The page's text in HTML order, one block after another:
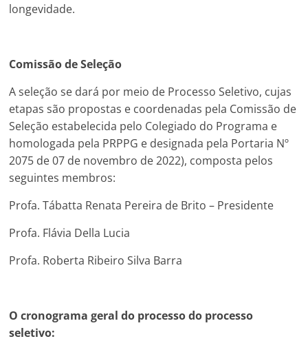
longevidade.
Comissão de Seleção
A seleção se dará por meio de Processo Seletivo, cujas
etapas são propostas e coordenadas pela Comissão de
Seleção estabelecida pelo Colegiado do Programa e
homologada pela PRPPG e designada pela Portaria Nº
2075 de 07 de novembro de 2022), composta pelos
seguintes membros:
Profa. Tábatta Renata Pereira de Brito – Presidente
Profa. Flávia Della Lucia
Profa. Roberta Ribeiro Silva Barra
O cronograma geral do processo do processo
seletivo: